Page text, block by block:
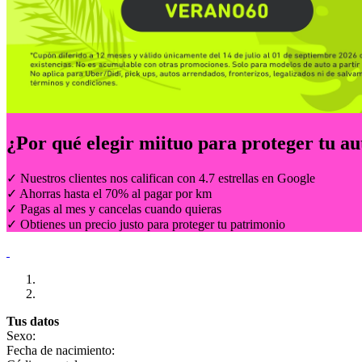
¿Por qué elegir miituo para proteger tu
✓ Nuestros clientes nos califican con 4.7 estrellas en Google
✓ Ahorras hasta el 70% al pagar por km
✓ Pagas al mes y cancelas cuando quieras
✓ Obtienes un precio justo para proteger tu patrimonio
Tus datos
Sexo:
Fecha de nacimiento: